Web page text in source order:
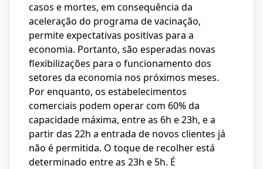
casos e mortes, em consequência da
aceleração do programa de vacinação,
permite expectativas positivas para a
economia. Portanto, são esperadas novas
flexibilizações para o funcionamento dos
setores da economia nos próximos meses.
Por enquanto, os estabelecimentos
comerciais podem operar com 60% da
capacidade máxima, entre as 6h e 23h, e a
partir das 22h a entrada de novos clientes já
não é permitida. O toque de recolher está
determinado entre as 23h e 5h. É